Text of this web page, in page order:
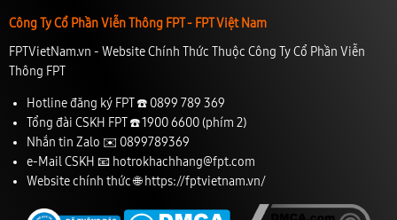
Công Ty Cổ Phần Viễn Thông FPT - FPT Việt Nam
FPTVietNam.vn - Website Chính Thức Thuộc Công Ty Cổ Phần Viễn
Thông FPT
Hotline đăng ký FPT ☎️ 0899 789 369
Tổng đài CSKH FPT ☎️1900 6600(phím 2)
Nhắn tin Zalo ✉️ 0899789369
e-Mail CSKH 📧 hotrokhachhang@fpt.com
Website chính thức 🌐 https://fptvietnam.vn/